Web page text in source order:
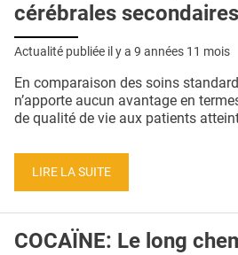
cérébrales secondaires
Actualité publiée il y a 9 années 11 mois
En comparaison des soins
n’apporte aucun avantage en
de qualité de vie aux patients
LIRE LA SUITE
COCAÏNE: Le long